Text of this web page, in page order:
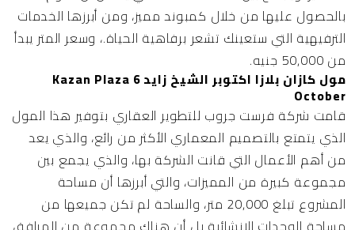
بالحصول عليها من خلال كمبوند مميز، ومن أبرزها الخدمات
الترفيهية التي ستعينك تشعر برفاهية الحياة.، وسعر المتر يبدأ
من 50,000 جنيه.
مول كازان بلازا اكتوبر الشيخ زايد Kazan Plaza 6
October
قامت شركة فرست جروب للتطوير العقاري بتوفير هذا المول
الذي يتمتع بالتصميم المعماري الأكثر من رائع، والذي يعد
من أهم الأعمال التي قانت الشركة بها، والذي يجمع بين
مجموعة كبيرة من المميزات، والتي أبرزها أن مساحة
المشروع تبلغ 20,000 متر، والساحة لم تكن جميعها من